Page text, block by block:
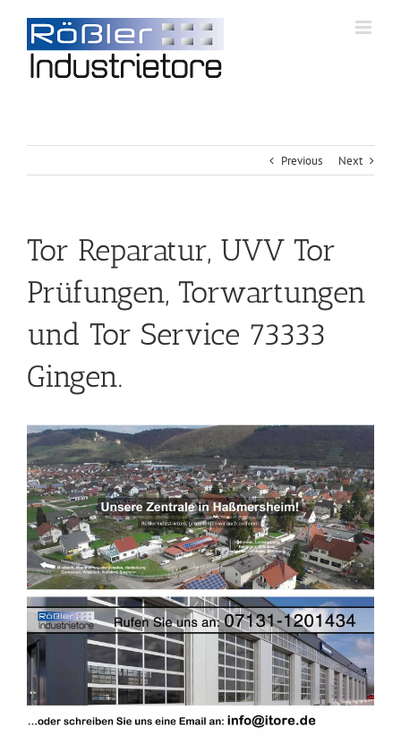
Previous Next
Tor Reparatur, UVV Tor
Prüfungen, Torwartungen
und Tor Service 73333
Gingen.